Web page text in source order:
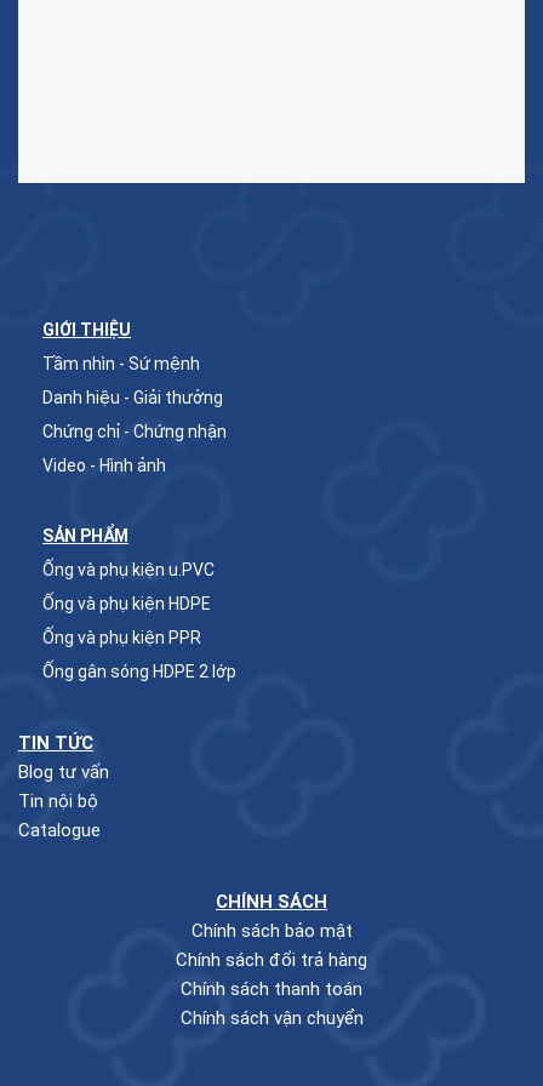
GIỚI THIỆU
Tầm nhìn - Sứ mệnh
Danh hiệu - Giải thưởng
Chứng chỉ - Chứng nhận
Video - Hình ảnh
SẢN PHẨM
Ống và phụ kiện u.PVC
Ống và phụ kiện HDPE
Ống và phụ kiện PPR
Ống gân sóng HDPE 2 lớp
TIN TỨC
Blog tư vấn
Tin nội bộ
Catalogue
CHÍNH SÁCH
Chính sách bảo mật
Chính sách đổi trả hàng
Chính sách thanh toán
Chính sách vận chuyển